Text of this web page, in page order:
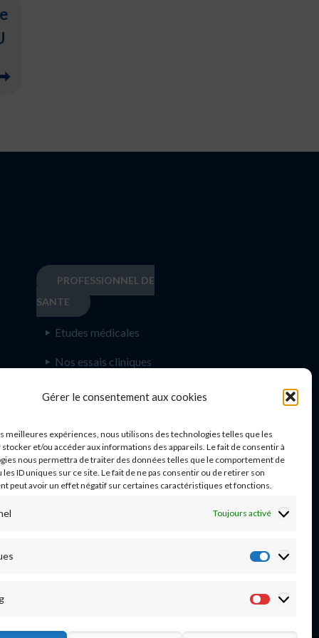
Gérer le consentement aux cookies
meilleures expériences, nous utilisons des technologies telles que les
et/ou accéder aux informations des appareils. Le fait de consentir à
nous permettra de traiter des données telles que le comportement de
les ID uniques sur ce site. Le fait de ne pas consentir ou de retirer son
peut avoir un effet négatif sur certaines caractéristiques et fonctions.
Toujours activé
20 44 59 62
PROFESSIONNEL DE
SANTE
Etudes médicales
Nos essais cliniques
Ecoles paramédicales